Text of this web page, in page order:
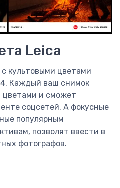
Leica
культовыми цветами
Каждый ваш снимок
и сможет
соцсетей. А фокусные
популярным
позволят ввести в
фотографов.